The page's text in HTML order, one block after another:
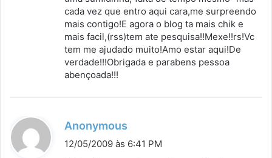
e
:
cada vez que entro aqui cara,me surpreendo
mais contigo!E agora o blog ta mais chik e
mais facil,(rss)tem ate pesquisa!!Mexe!!rs!Vc
tem me ajudado muito!Amo estar aqui!De
verdade!!!Obrigada e parabens pessoa
abençoada!!!
Anonymous
i
12/05/2009 às 6:41 PM